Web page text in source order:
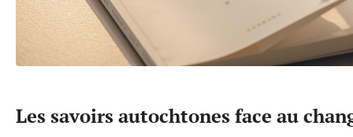
Les savoirs autochtones face au